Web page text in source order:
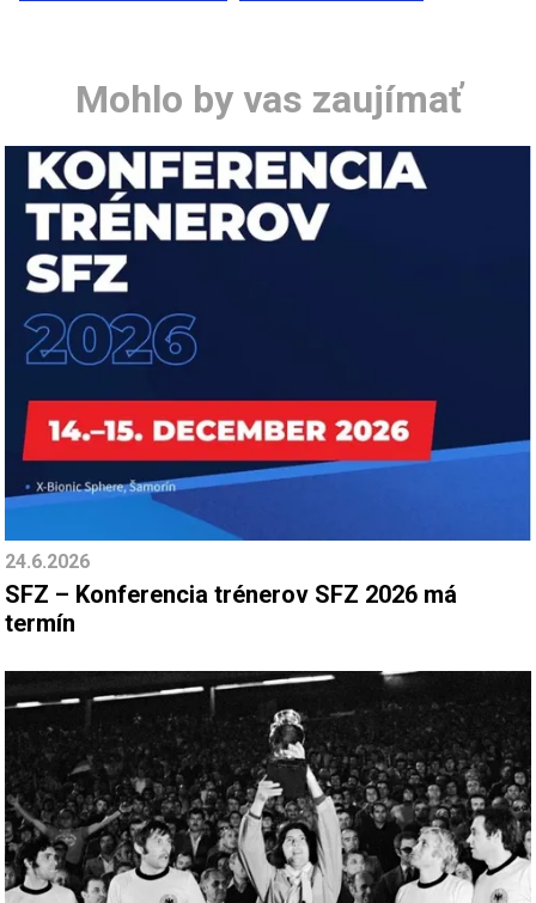
Mohlo by vas zaujímať
24.6.2026
SFZ – Konferencia trénerov SFZ 2026 má
termín